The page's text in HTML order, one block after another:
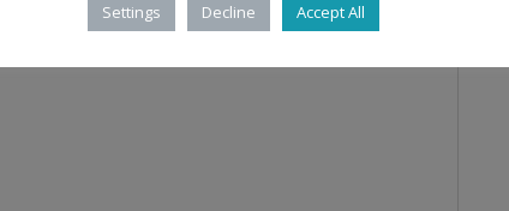
Settings Decline Accept All